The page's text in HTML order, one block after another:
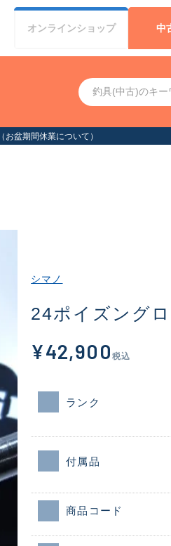
オンラインショップ 中
お盆期間休業について）
シマノ
24ポイズング
¥42,900 税込
ランク
付属品
商品コード